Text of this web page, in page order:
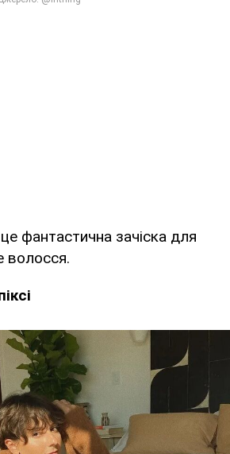
фантастична зачіска для
волосся.